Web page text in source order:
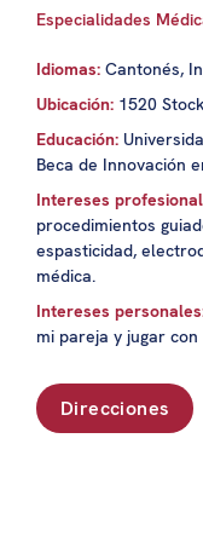
Especialidades
Idiomas: Cantonés,
Ubicación: 1520
Educación:
Beca de Innovación
Intereses
procedimientos
espasticidad,
médica.
Intereses
mi pareja y jugar con
Direcciones